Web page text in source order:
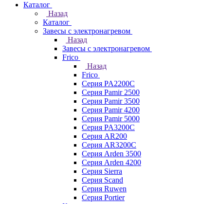
Каталог
Назад
Каталог
Завесы с электронагревом
Назад
Завесы с электронагревом
Frico
Назад
Frico
Серия PA2200C
Серия Pamir 2500
Серия Pamir 3500
Серия Pamir 4200
Серия Pamir 5000
Серия PA3200C
Серия AR200
Серия AR3200C
Серия Arden 3500
Серия Arden 4200
Серия Sierra
Серия Scand
Серия Ruwen
Серия Portier